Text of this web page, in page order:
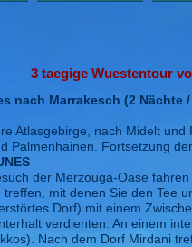
von Fes
nach Marrakesch (2 Nächte /
Atlasgebirge, nach Midelt
Palmenhainen. Fortsetzung
der Merzouga-Oase
mit denen Sie den Tee
Dorf) mit einem
verdienten. An einem
Nach dem Dorf Mirdani